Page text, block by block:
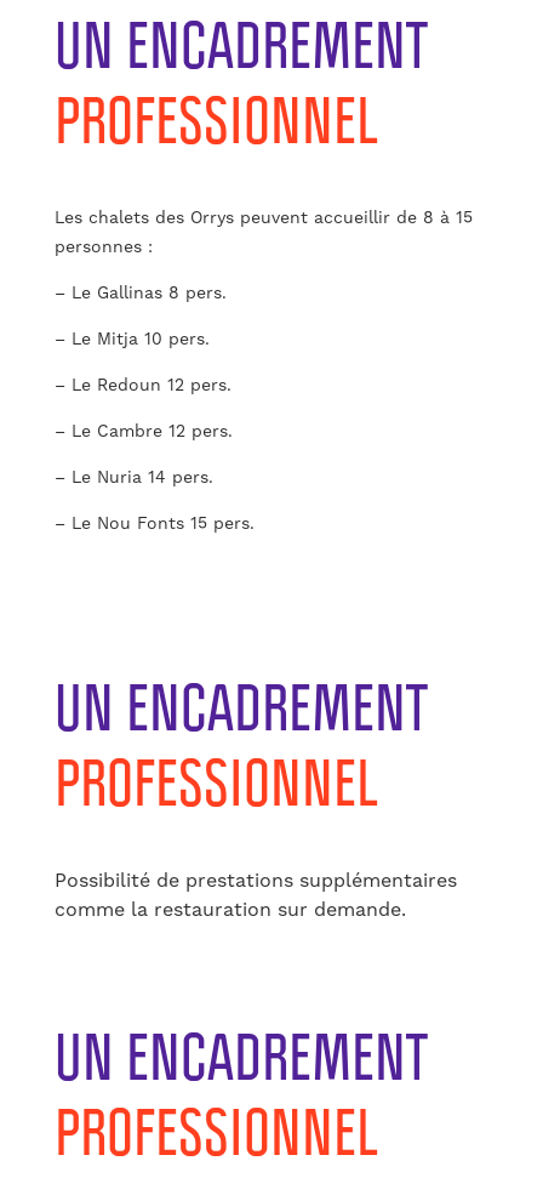
UN ENCADREMENT
PROFESSIONNEL
Les chalets des Orrys peuvent accueillir de 8 à 15
personnes :
– Le Gallinas 8 pers.
– Le Mitja 10 pers.
– Le Redoun 12 pers.
– Le Cambre 12 pers.
– Le Nuria 14 pers.
– Le Nou Fonts 15 pers.
UN ENCADREMENT
PROFESSIONNEL
Possibilité de prestations supplémentaires
comme la restauration sur demande.
UN ENCADREMENT
PROFESSIONNEL